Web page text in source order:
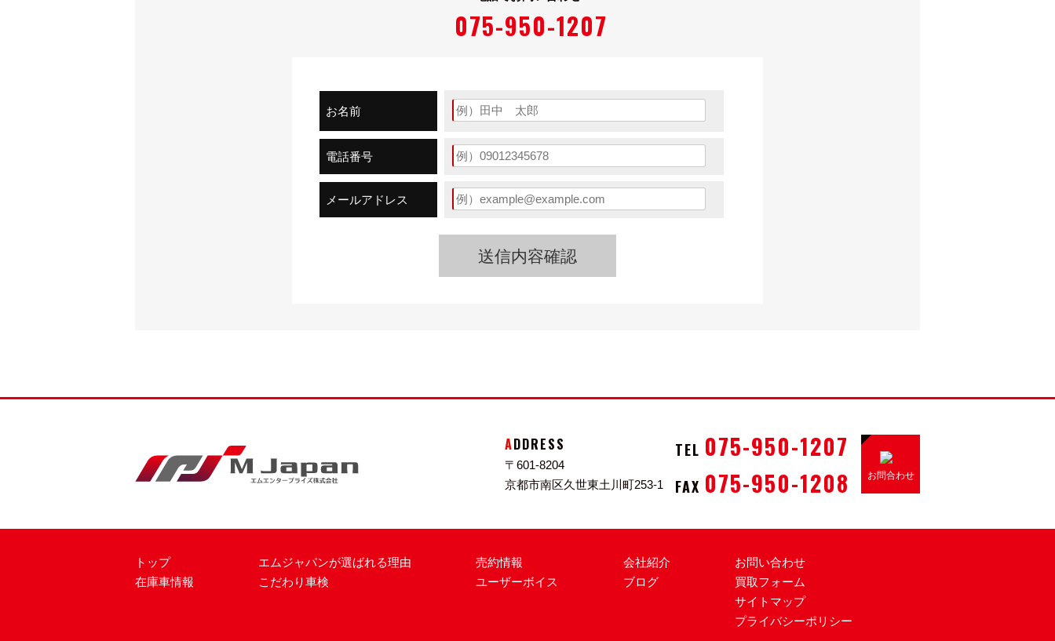
075-950-1207
お名前
電話番号
メールアドレス
ADDRESS
〒601-8204
京都市南区久世東土川町253-1
TEL 075-950-1207
FAX 075-950-1208 お問合わせ
トップ
在庫車情報
エムジャパンが選ばれる理由
こだわり車検
売約情報
ユーザーボイス
会社紹介
ブログ
お問い合わせ
買取フォーム
サイトマップ
プライバシーポリシー